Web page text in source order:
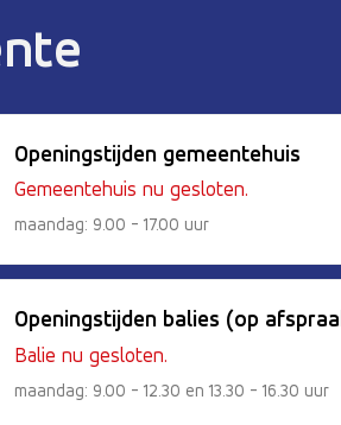
Openingstijden gemeentehuis
Gemeentehuis nu gesloten.
maandag: 9.00 - 17.00 uur
Openingstijden balies (op
Balie nu gesloten.
maandag: 9.00 - 12.30 en 13.30 - 16.30 uur